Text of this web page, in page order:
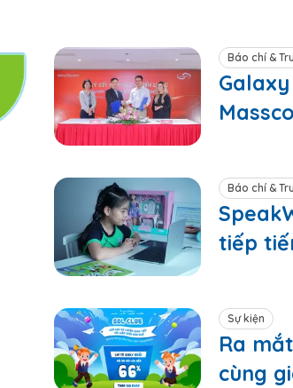
Báo chí &
Báo chí &
tiếp
Sự kiện
Ra
cùng